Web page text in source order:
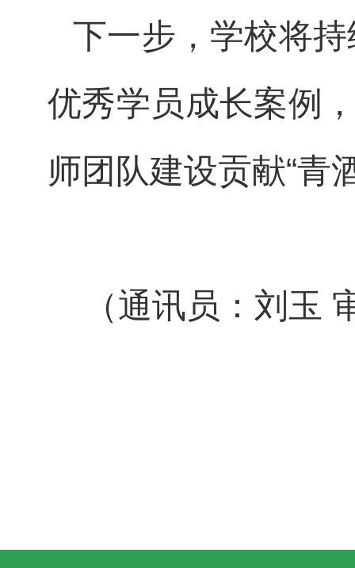
下一步，学校将
优秀学员成长案例
师团队建设贡献“青
（通讯员：刘玉